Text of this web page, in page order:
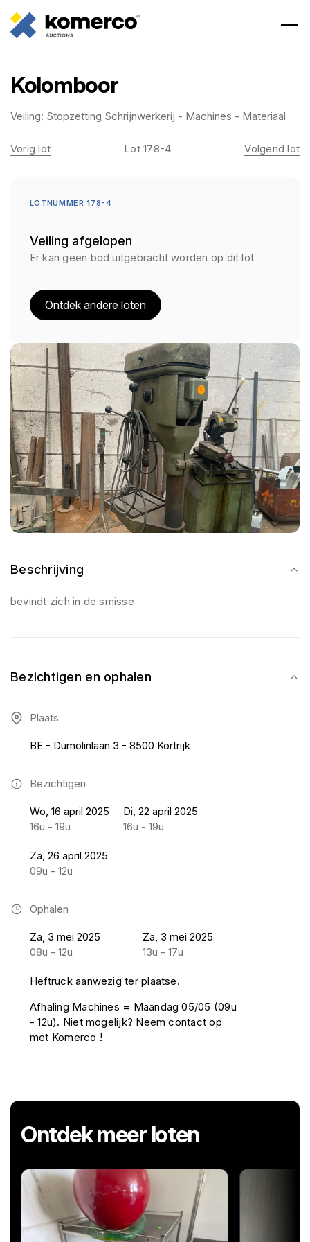
Kolomboor
Veiling: Stopzetting Schrijnwerkerij - Machines - Materiaal
Beschrijving
bevindt zich in de smisse
Bezichtigen en ophalen
Plaats
BE - Dumolinlaan 3 - 8500 Kortrijk
Bezichtigen
Wo, 16 april 2025
16u - 19u
Di, 22 april 2025
16u - 19u
Za, 26 april 2025
09u - 12u
Ophalen
Za, 3 mei 2025
08u - 12u
Za, 3 mei 2025
13u - 17u
Heftruck aanwezig ter plaatse.
Afhaling Machines = Maandag 05/05 (09u
- 12u). Niet mogelijk? Neem contact op
met Komerco !
Vorig lot Lot 178-4 Volgend lot
LOTNUMMER 178-4
Veiling afgelopen
Er kan geen bod uitgebracht worden op dit lot
Ontdek andere loten
Ontdek meer loten